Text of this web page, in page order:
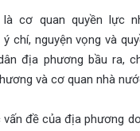
là cơ quan quyền lực
chí, nguyện vọng và
địa phương bầu ra,
và cơ quan nhà
đề của địa phương